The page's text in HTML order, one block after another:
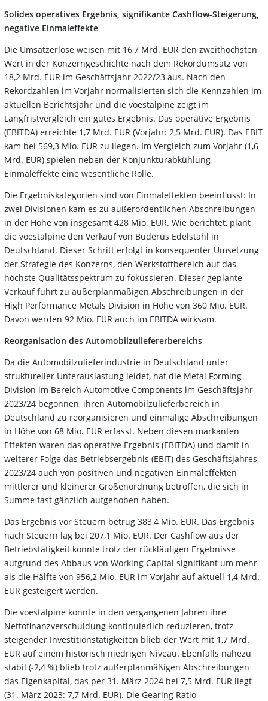
Solides operatives Ergebnis, signifikante Cashflow-Steigerung,
negative Einmaleffekte
Die Umsatzerlöse weisen mit 16,7 Mrd. EUR den zweithöchsten
Wert in der Konzerngeschichte nach dem Rekordumsatz von
18,2 Mrd. EUR im Geschäftsjahr 2022/23 aus. Nach den
Rekordzahlen im Vorjahr normalisierten sich die Kennzahlen im
aktuellen Berichtsjahr und die voestalpine zeigt im
Langfristvergleich ein gutes Ergebnis. Das operative Ergebnis
(EBITDA) erreichte 1,7 Mrd. EUR (Vorjahr: 2,5 Mrd. EUR). Das EBIT
kam bei 569,3 Mio. EUR zu liegen. Im Vergleich zum Vorjahr (1,6
Mrd. EUR) spielen neben der Konjunkturabkühlung
Einmaleffekte eine wesentliche Rolle.
Die Ergebniskategorien sind von Einmaleffekten beeinflusst: In
zwei Divisionen kam es zu außerordentlichen Abschreibungen
in der Höhe von insgesamt 428 Mio. EUR. Wie berichtet, plant
die voestalpine den Verkauf von Buderus Edelstahl in
Deutschland. Dieser Schritt erfolgt in konsequenter Umsetzung
der Strategie des Konzerns, den Werkstoffbereich auf das
höchste Qualitätsspektrum zu fokussieren. Dieser geplante
Verkauf führt zu außerplanmäßigen Abschreibungen in der
High Performance Metals Division in Höhe von 360 Mio. EUR.
Davon werden 92 Mio. EUR auch im EBITDA wirksam.
Reorganisation des Automobilzuliefererbereichs
Da die Automobilzulieferindustrie in Deutschland unter
struktureller Unterauslastung leidet, hat die Metal Forming
Division im Bereich Automotive Components im Geschäftsjahr
2023/24 begonnen, ihren Automobilzulieferbereich in
Deutschland zu reorganisieren und einmalige Abschreibungen
in Höhe von 68 Mio. EUR erfasst. Neben diesen markanten
Effekten waren das operative Ergebnis (EBITDA) und damit in
weiterer Folge das Betriebsergebnis (EBIT) des Geschäftsjahres
2023/24 auch von positiven und negativen Einmaleffekten
mittlerer und kleinerer Größenordnung betroffen, die sich in
Summe fast gänzlich aufgehoben haben.
Das Ergebnis vor Steuern betrug 383,4 Mio. EUR. Das Ergebnis
nach Steuern lag bei 207,1 Mio. EUR. Der Cashflow aus der
Betriebstätigkeit konnte trotz der rückläufigen Ergebnisse
aufgrund des Abbaus von Working Capital signifikant um mehr
als die Hälfte von 956,2 Mio. EUR im Vorjahr auf aktuell 1,4 Mrd.
EUR gesteigert werden.
Die voestalpine konnte in den vergangenen Jahren ihre
Nettofinanzverschuldung kontinuierlich reduzieren, trotz
steigender Investitionstätigkeiten blieb der Wert mit 1,7 Mrd.
EUR auf einem historisch niedrigen Niveau. Ebenfalls nahezu
stabil (-2,4 %) blieb trotz außerplanmäßigen Abschreibungen
das Eigenkapital, das per 31. März 2024 bei 7,5 Mrd. EUR liegt
(31. März 2023: 7,7 Mrd. EUR). Die Gearing Ratio